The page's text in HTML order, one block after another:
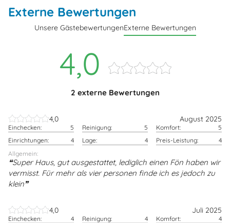
Externe Bewertungen
Unsere GästebewertungenExterne Bewertungen
4,0
2 externe Bewertungen
4,0 August 2025
Einchecken: 5 Reinigung: 5 Komfort:
5
Einrichtungen:
4 Lage: 4 Preis-Leistung:
4
Allgemein:
Super Haus, gut ausgestattet, lediglich einen Fön haben wir
vermisst. Für mehr als vier personen finde ich es jedoch zu
klein
4,0 Juli 2025
Einchecken: 4 Reinigung: 4 Komfort:
4